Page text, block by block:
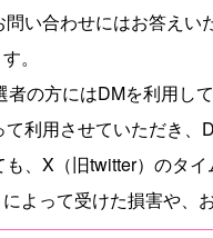
い合わせにはお答えい
。
の方にはDMを利用し
利用させていただき
、X（旧twitter）のタ
よって受けた損害や